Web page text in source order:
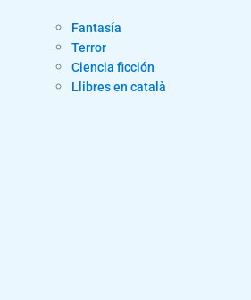
Fantasía
Terror
Ciencia ficción
Llibres en català